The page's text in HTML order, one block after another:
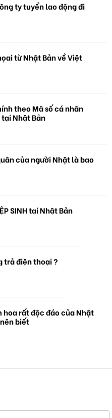
ty tuyển lao động đi
từ Nhật Bản về Việt
theo Mã số cá nhân
Nhật Bản
của người Nhật là bao
SINH tại Nhật Bản
trả điện thoại ?
hoa rất độc đáo của Nhật
biết